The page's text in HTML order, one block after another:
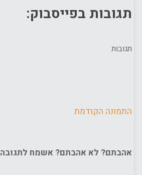
תגובות בפייסבוק:
תגובות
התמונה הקודמת
אהבתם? לא אהבתם? אשמח לתגובה